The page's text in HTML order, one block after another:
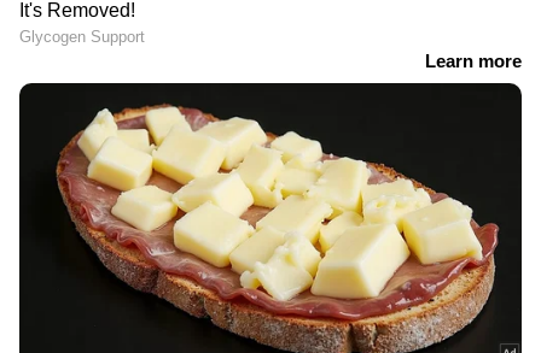
എസ്എഫ്ഐ ജില്ലാ
പ്രസിഡൻ്റ് വിജയ് വിമലിന്
ജാമ്യമില്ല; പൊലീസ്
ഉദ്യോഗസ്ഥരെ ആക്രമിച്ച
കേസിൽ ജാമ്യാപേക്ഷ
ബഹ്റൈനിലെ ഇറാൻ
ആക്രമണം; 122
യാത്രക്കാരുമായി
പുറപ്പെടാനൊരുങ്ങിയ
എയർ ഇന്ത്യ എക്സ്‍പ്രസ്
വിമാനം റദ്ദാക്കി